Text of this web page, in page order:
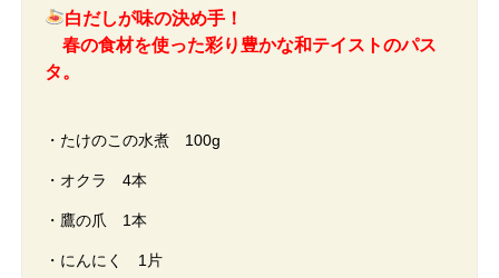
白だしが味の決め手！
春の食材を使った彩り豊かな和テイストのパス
タ。
・たけのこの水煮 100g
・オクラ 4本
・鷹の爪 1本
・にんにく 1片